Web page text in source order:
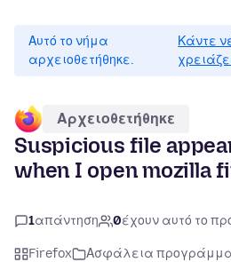
Αυτό το νήμα
αρχειοθετήθηκε.
Κάντε
Αρχειοθετήθηκε
Suspicious file
when I open mozilla
1απάντηση 0έχουν αυτό το
Firefox
Ασφάλεια